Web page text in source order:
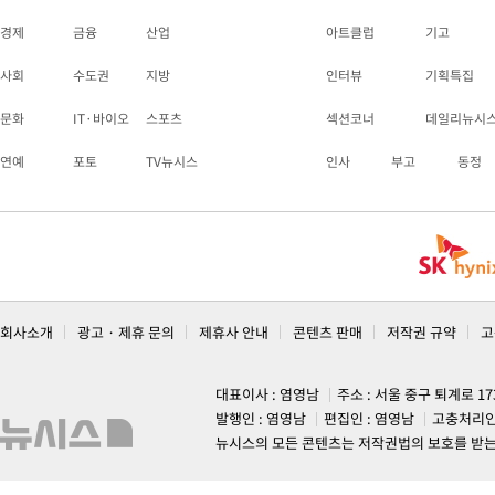
경제 금융 산업
사회 수도권 지방
문화 IT·바이오 스포츠
연예 포토 TV뉴시스
아트클럽 기고
인터뷰 기획특집
섹션코너 데일리뉴시
인사 부고 동정
회사소개 광고 · 제휴 문의 제휴사 안내 콘텐츠 판매 저작권 규약
대표이사 : 염영남
주소 : 서울 중구 퇴계로
발행인 : 염영남
편집인 : 염영남
고충처리
뉴시스의 모든 콘텐츠는 저작권법의 보호를